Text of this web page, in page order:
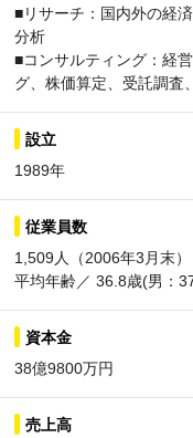
■リサーチ：国内外の経
分析
■コンサルティング：経
グ、株価算定、受託調査
設立
1989年
従業員数
1,509人（2006年3月末）
平均年齢／ 36.8歳(男：
資本金
38億9800万円
売上高